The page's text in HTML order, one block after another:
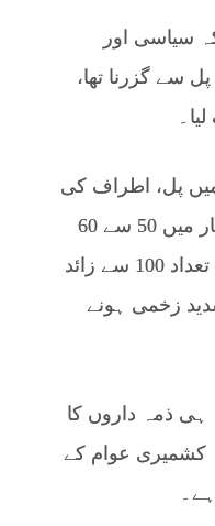
سیاسی اور
سے گزرنا تھا،
پل، اطراف کی
سڑکیں اور دریائے جہلم کے کنارے زخمیوں اور لاشوں سے بھر گئے۔ سرکاری اعداد و شمار میں 50 سے 60
افراد کی ہلاکت کا ذکر کیا گیا، جبکہ عینی شاہدین کے مطابق جاں بحق ہونے والوں کی تعداد 100 سے زائد
زخمی ہونے
ہی ذمہ داروں کا
کشمیری عوام کے